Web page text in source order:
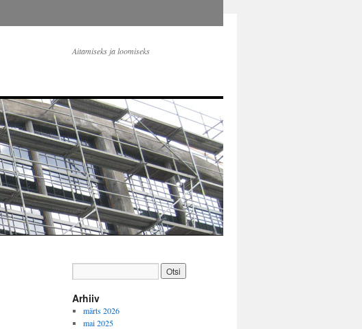
Aitamiseks ja loomiseks
Arhiiv
märts 2026
mai 2025